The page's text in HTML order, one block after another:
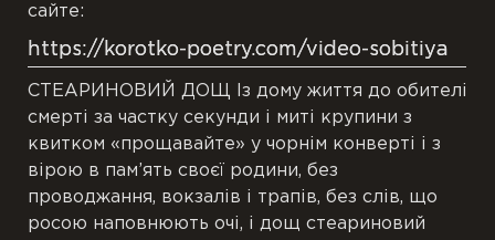
сайте:
https://korotko-poetry.com/video-sobitiya
СТЕАРИНОВИЙ ДОЩ Із дому життя до обителі
смерті за частку секунди і миті крупини з
квитком «прощавайте» у чорнім конверті і з
вірою в пам’ять своєї родини, без
проводжання, вокзалів і трапів, без слів, що
росою наповнюють очі, і дощ стеариновий